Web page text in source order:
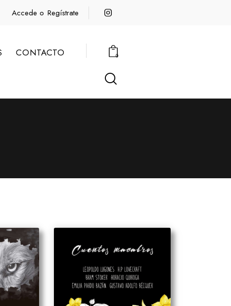
Accede o Regístrate
CONTACTO 0